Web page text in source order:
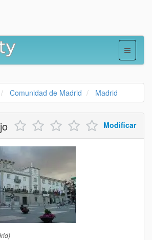
Comunidad de Madrid Madrid
Modificar